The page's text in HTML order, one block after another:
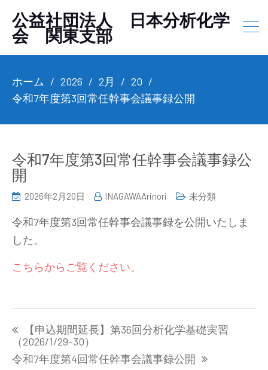
公益社団法人 日本分析化学
会 関東支部
ホーム 2026 2月
20
令和7年度第3回常任幹事会議事録公開
令和7年度第3回常任幹事会議事録公
開
2026年2月20日 INAGAWAArinori 未分類
令和7年度第3回常任幹事会議事録を公開いたしま
した。
こちらからご覧ください。
稿
ナ
ビ
【申込期間延長】第36回分析化学基礎実習
（2026/1/29-30）
令和7年度第4回常任幹事会議事録公開